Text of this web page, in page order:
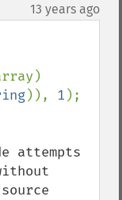
13 years ago
)), 1
attempts